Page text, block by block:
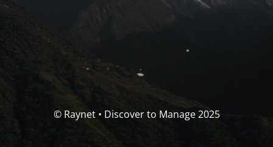
© Raynet • Discover to Manage 2025